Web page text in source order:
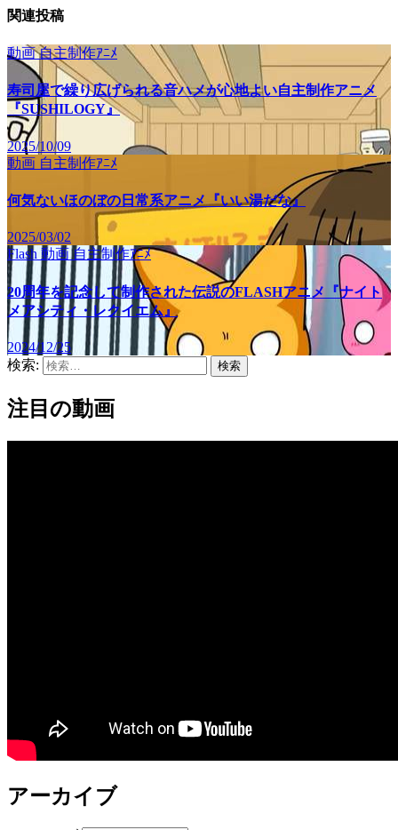
関連投稿
動画自主制作ｱﾆﾒ
寿司屋で繰り広げられる音ハメが心地よい自主制作アニメ
『SUSHILOGY』
2025/10/09
動画 自主制作ｱﾆﾒ
何気ないほのぼの日常系アニメ『いい湯だな』
2025/03/02
Flash 動画自主制作ｱﾆﾒ
20周年を記念して制作された伝説のFLASHアニメ『ナイト
メアシティ・レクイエム』
2024/12/25
検索:
注目の動画
アーカイブ